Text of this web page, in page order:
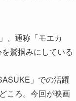
、通称「モエカ
鷲掴みにしている
」での活躍
ころ。今回が映画